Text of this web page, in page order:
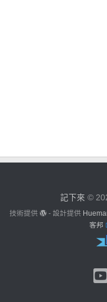
記下來 ©
技術提供 - 設計提供
客邦